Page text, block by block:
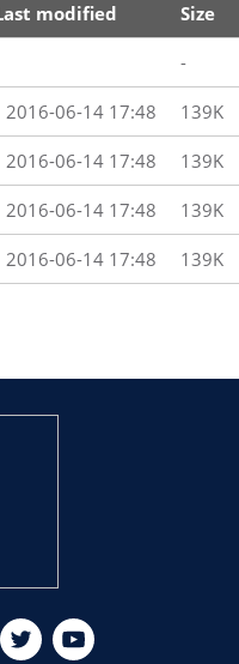
modified Size
-
2016-06-14 17:48 139K
2016-06-14 17:48 139K
2016-06-14 17:48 139K
2016-06-14 17:48 139K